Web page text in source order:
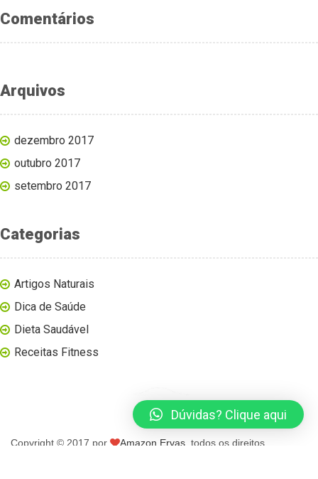
Comentários
Arquivos
dezembro 2017
outubro 2017
setembro 2017
Categorias
Artigos Naturais
Dica de Saúde
Dieta Saudável
Receitas Fitness
Copyright © 2017 por Amazon Ervas , todos os direitos
Dúvidas? Clique aqui